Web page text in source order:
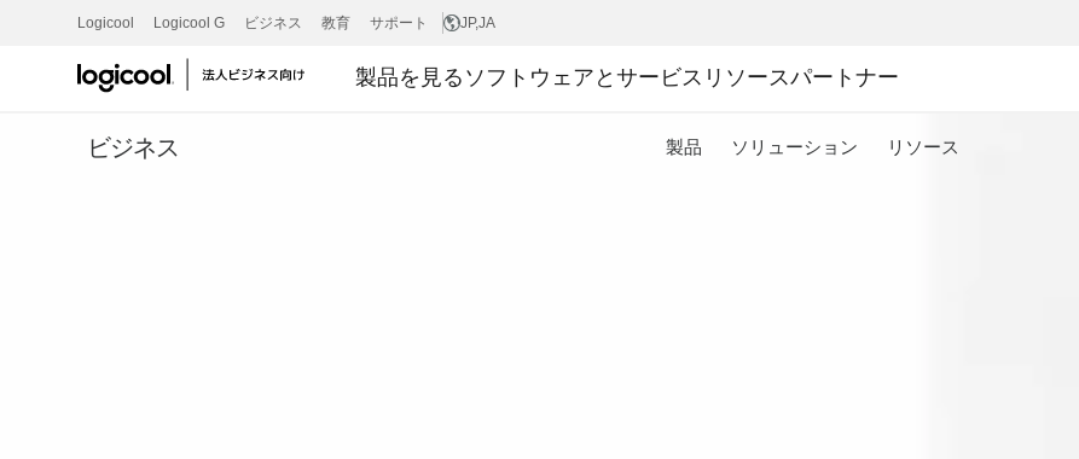
C930E
1080P
Logicool Logicool G ビジネス 教育 サポート JP,JA
製品を見る ソフトウェアとサービス リソースパートナー
ビジネス 製品 ソリューション リソース